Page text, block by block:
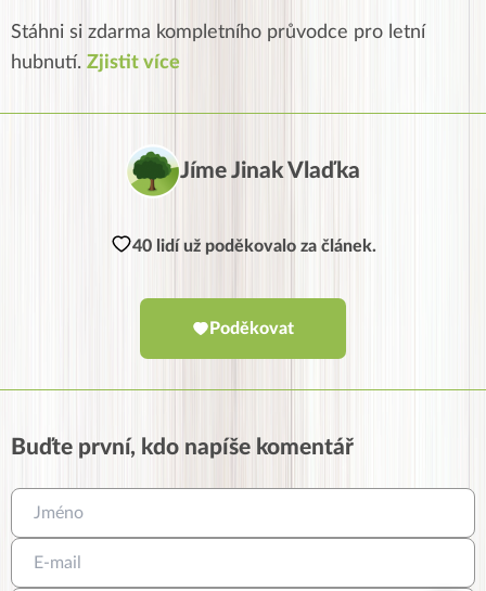
Stáhni si zdarma kompletního průvodce pro letní
hubnutí. Zjistit více
Jíme Jinak Vlaďka
40 lidí už poděkovalo za článek.
Poděkovat
Buďte první, kdo napíše komentář